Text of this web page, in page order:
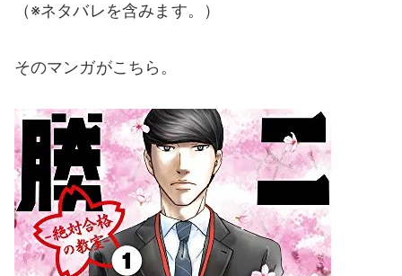
（※ネタバレを含みます。）
そのマンガがこちら。